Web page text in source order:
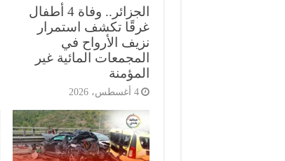
الجزائر.. وفاة 4 أطفال
غرقًا تكشف استمرار
نزيف الأرواح في
المجمعات المائية غير
المؤمنة
4 أغسطس، 2026